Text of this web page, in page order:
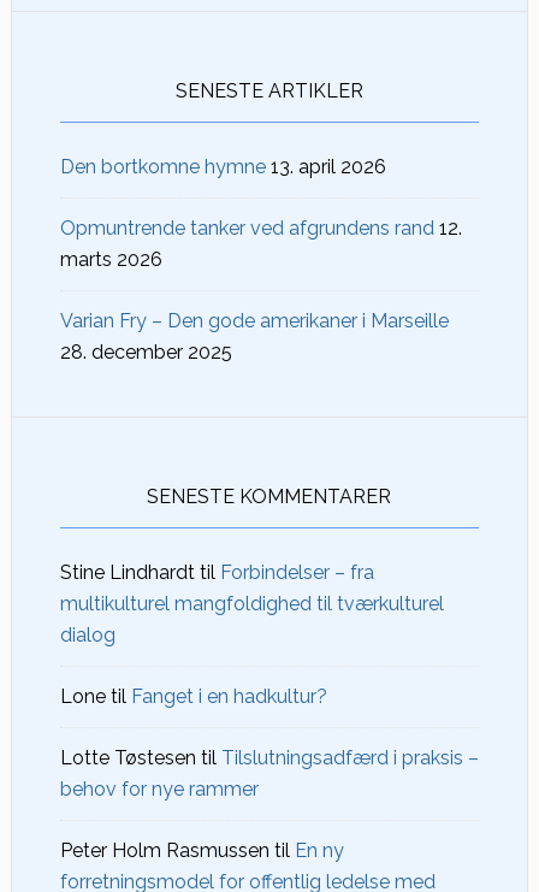
SENESTE ARTIKLER
Den bortkomne hymne 13. april 2026
Opmuntrende tanker ved afgrundens rand 12.
marts 2026
Varian Fry – Den gode amerikaner i Marseille
28. december 2025
SENESTE KOMMENTARER
Stine Lindhardttil Forbindelser – fra
multikulturel mangfoldighed til tværkulturel
dialog
Lonetil Fanget i en hadkultur?
Lotte Tøstesen til Tilslutningsadfærd i praksis –
behov for nye rammer
Peter Holm Rasmussen til En ny
forretningsmodel for offentlig ledelse med